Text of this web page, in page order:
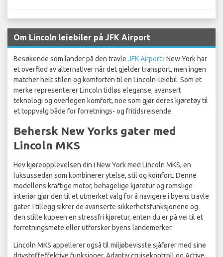
Om Lincoln leiebiler på JFK Airport
Besøkende som lander på den travle JFK Airporti New York har
et overflod av alternativer når det gjelder transport, men ingen
matcher helt stilen og komforten til en Lincoln-leiebil. Som et
merke representerer Lincoln tidløs eleganse, avansert
teknologi og overlegen komfort, noe som gjør deres kjøretøy til
et toppvalg både for forretnings- og fritidsreisende.
Behersk New Yorks gater med
Lincoln MKS
Hev kjøreopplevelsen din i New York med Lincoln MKS, en
luksussedan som kombinerer ytelse, stil og komfort. Denne
modellens kraftige motor, behagelige kjøretur og romslige
interiør gjør den til et utmerket valg for å navigere i byens travle
gater. I tillegg sikrer de avanserte sikkerhetsfunksjonene og
den stille kupeen en stressfri kjøretur, enten du er på vei til et
forretningsmøte eller utforsker byens landemerker.
Lincoln MKS appellerer også til miljøbevisste sjåfører med sine